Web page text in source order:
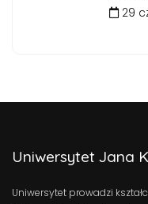
29
Uniwersytet Jana
Uniwersytet prowadzi